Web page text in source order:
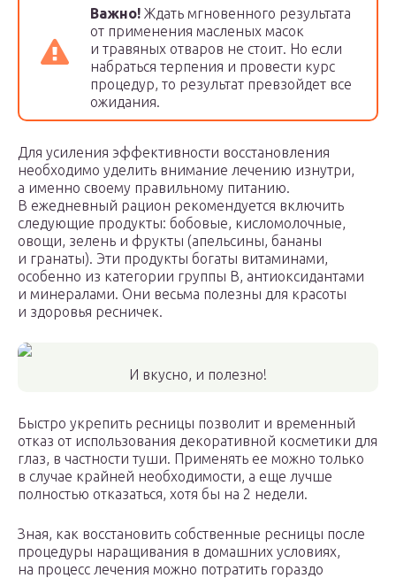
Важно! Ждать мгновенного результата
от применения масленых масок
и травяных отваров не стоит. Но если
набраться терпения и провести курс
процедур, то результат превзойдет все
ожидания.
Для усиления эффективности восстановления
необходимо уделить внимание лечению изнутри,
а именно своему правильному питанию.
В ежедневный рацион рекомендуется включить
следующие продукты: бобовые, кисломолочные,
овощи, зелень и фрукты (апельсины, бананы
и гранаты). Эти продукты богаты витаминами,
особенно из категории группы B, антиоксидантами
и минералами. Они весьма полезны для красоты
и здоровья ресничек.
И вкусно, и полезно!
Быстро укрепить ресницы позволит и временный
отказ от использования декоративной косметики для
глаз, в частности туши. Применять ее можно только
в случае крайней необходимости, а еще лучше
полностью отказаться, хотя бы на 2 недели.
Зная, как восстановить собственные ресницы после
процедуры наращивания в домашних условиях,
на процесс лечения можно потратить гораздо